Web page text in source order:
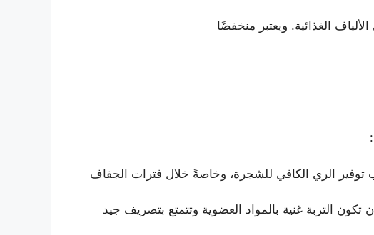
الغذائية. ويعتبر منخفضًا
الري الكافي للشجرة، وخاصةً خلال فترات الجفاف
التربة غنية بالمواد العضوية وتتمتع بتصريف جيد